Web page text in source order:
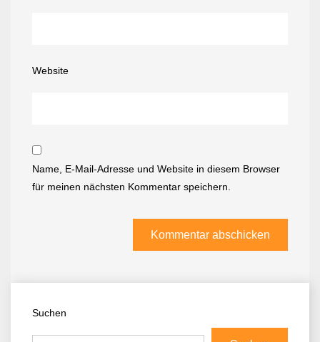
Website
Name, E-Mail-Adresse und Website in diesem Browser
für meinen nächsten Kommentar speichern.
Suchen